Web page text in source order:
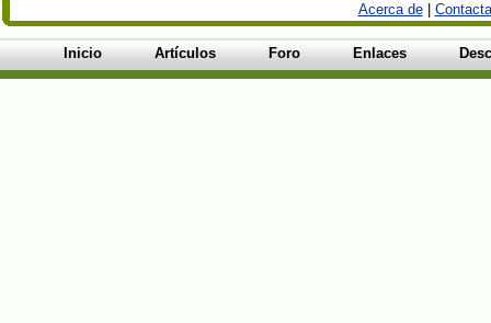
Acerca de|
Inicio Artículos Foro Enlaces